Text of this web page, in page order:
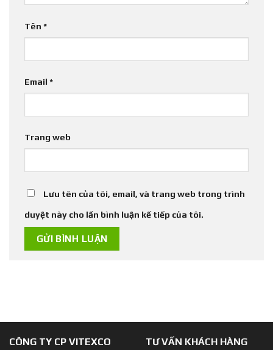
Tên *
Email *
Trang web
Lưu tên của tôi, email, và trang web trong trình
duyệt này cho lần bình luận kế tiếp của tôi.
CÔNG TY CP VITEXCO
TƯ VẤN KHÁCH HÀNG